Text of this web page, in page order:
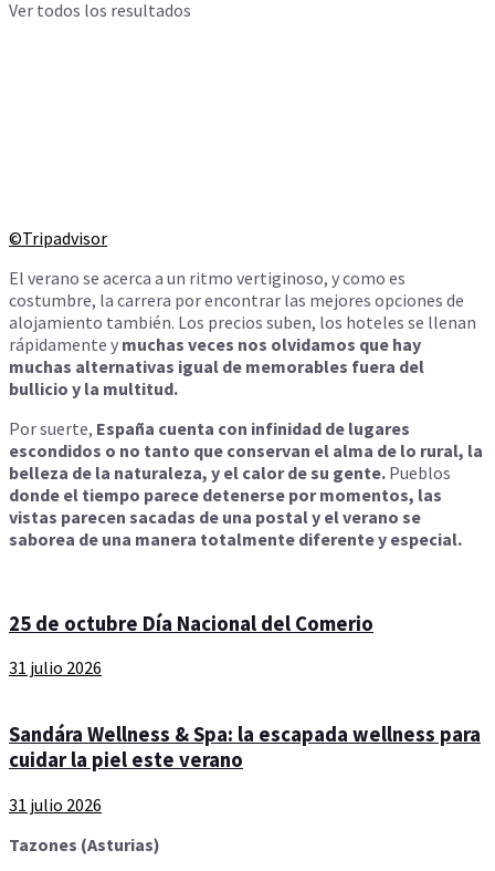
Ver todos los resultados
©Tripadvisor
El verano se acerca a un ritmo vertiginoso, y como es
costumbre, la carrera por encontrar las mejores opciones de
alojamiento también. Los precios suben, los hoteles se llenan
rápidamente y muchas veces nos olvidamos que hay
muchas alternativas igual de memorables fuera del
bullicio y la multitud.
Por suerte, España cuenta con infinidad de lugares
escondidos o no tanto que conservan el alma de lo rural, la
belleza de la naturaleza, y el calor de su gente. Pueblos
donde el tiempo parece detenerse por momentos, las
vistas parecen sacadas de una postal y el verano se
saborea de una manera totalmente diferente y especial.
25 de octubre Día Nacional del Comerio
31 julio 2026
Sandára Wellness & Spa: la escapada wellness para
cuidar la piel este verano
31 julio 2026
Tazones (Asturias)